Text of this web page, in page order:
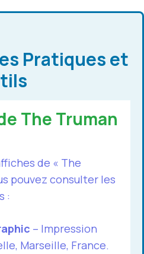
Pratiques et
The Truman
de « The
pouvez consulter les
:
– Impression
Marseille, France.